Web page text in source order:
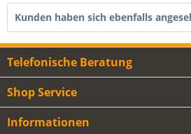
Kunden haben sich ebenfalls
Telefonische Beratung
Shop Service
Informationen